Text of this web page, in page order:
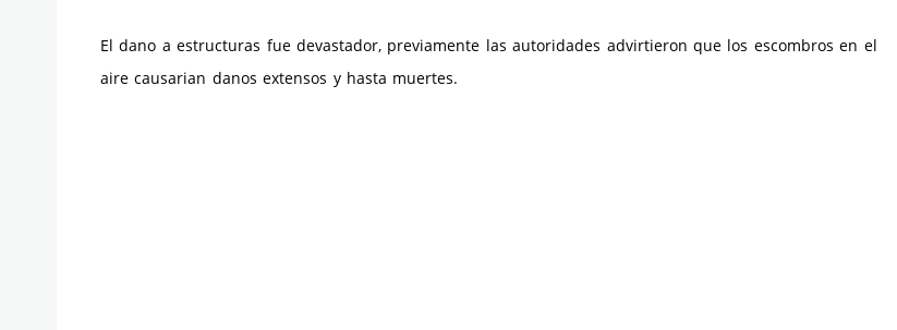
El dano a estructuras fue devastador, previamente las autoridades advirtieron que los escombros en el
aire causarian danos extensos y hasta muertes.